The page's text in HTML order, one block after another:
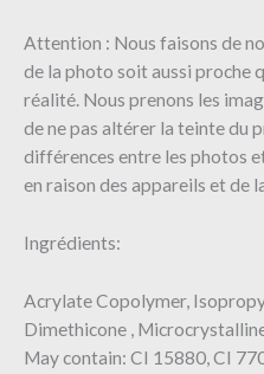
Attention : Nous faisons de
de la photo soit aussi proche
réalité. Nous prenons les
de ne pas altérer la teinte du
différences entre les photos
en raison des appareils et de
Ingrédients:
Acrylate Copolymer,
Dimethicone ,
May contain: CI 15880, CI